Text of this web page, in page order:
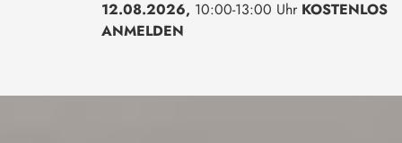
12.08.2026, 10:00-13:00 Uhr KOSTENLOS
ANMELDEN